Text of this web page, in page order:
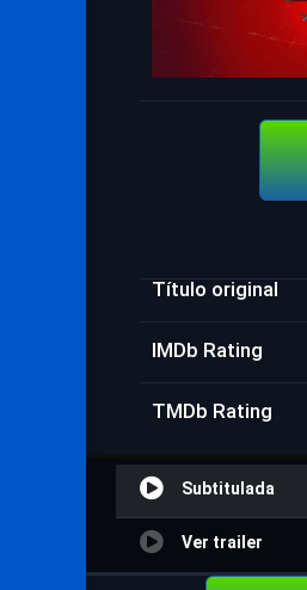
Título original
IMDb Rating
TMDb Rating
Subtitulada
Ver trailer